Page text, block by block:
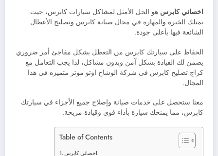
اخصائي كابرس هو الحل الأمثل لمشاكل سيارات كابرس، حيث
يمتلك الخبرة والمهارة في مجال صيانة كابرس وتصليح الأعطال
الشائعة فيها بأعلى جودة.
الحفاظ على سيارتك كابرس من التعطل بشكل مفاجئ أمر ضروري
يضمن لك القيادة بشكل آمن وبدون مشاكل، لذا يجب التعامل مع
كراج تصليح كابرس في شركة الوشاح اوتو موتر متميزه في هذا
المجال.
معنا ستحصل على خدمات صيانة وإصلاح جميع الأجزاء في سيارتك
كابرس، مما يمنحك سيارة بأداء قوي وقيادة مريحة.
Table of Contents
اخصائي كابرس